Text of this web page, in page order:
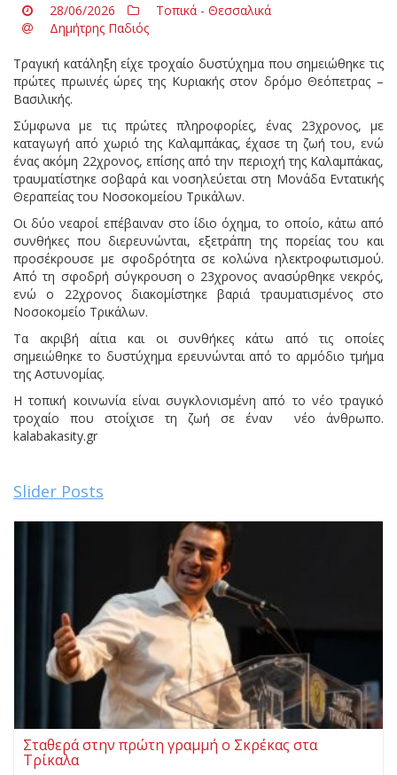
28/06/2026
Τοπικά - Θεσσαλικά
Δημήτρης Παδιός
Τραγική κατάληξη είχε τροχαίο δυστύχημα που σημειώθηκε τις
πρώτες πρωινές ώρες της Κυριακής στον δρόμο Θεόπετρας –
Βασιλικής.
Σύμφωνα με τις πρώτες πληροφορίες, ένας 23χρονος, με
καταγωγή από χωριό της Καλαμπάκας, έχασε τη ζωή του, ενώ
ένας ακόμη 22χρονος, επίσης από την περιοχή της Καλαμπάκας,
τραυματίστηκε σοβαρά και νοσηλεύεται στη Μονάδα Εντατικής
Θεραπείας του Νοσοκομείου Τρικάλων.
Οι δύο νεαροί επέβαιναν στο ίδιο όχημα, το οποίο, κάτω από
συνθήκες που διερευνώνται, εξετράπη της πορείας του και
προσέκρουσε με σφοδρότητα σε κολώνα ηλεκτροφωτισμού.
Από τη σφοδρή σύγκρουση ο 23χρονος ανασύρθηκε νεκρός,
ενώ ο 22χρονος διακομίστηκε βαριά τραυματισμένος στο
Νοσοκομείο Τρικάλων.
Τα ακριβή αίτια και οι συνθήκες κάτω από τις οποίες
σημειώθηκε το δυστύχημα ερευνώνται από το αρμόδιο τμήμα
της Αστυνομίας.
Η τοπική κοινωνία είναι συγκλονισμένη από το νέο τραγικό
τροχαίο που στοίχισε τη ζωή σε έναν νέο άνθρωπο.
kalabakasity.gr
Slider Posts
Σταθερά στην πρώτη γραμμή ο Σκρέκας στα
Τρίκαλα